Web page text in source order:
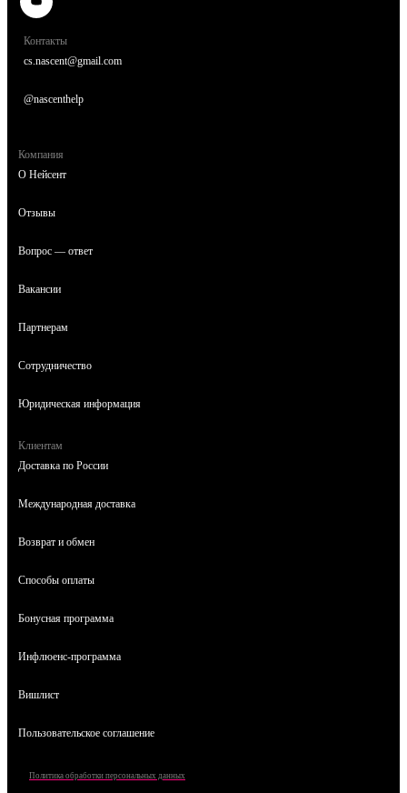
Контакты
cs.nascent@gmail.com
@nascenthelp
Компания
О Нейсент
Отзывы
Вопрос — ответ
Вакансии
Партнерам
Сотрудничество
Юридическая информация
Клиентам
Доставка по России
Международная доставка
Возврат и обмен
Способы оплаты
Бонусная программа
Инфлюенс-программа
Вишлист
Пользовательское соглашение
Политика обработки персональных данных